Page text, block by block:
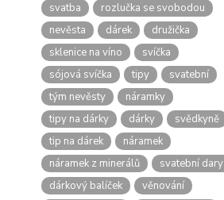
svatba
rozlučka se svobodou
nevěsta
dárek
družička
sklenice na víno
svíčka
sójová svíčka
tipy
svatební
tým nevěsty
náramky
tipy na dárky
dárky
svědkyně
tip na dárek
náramek
náramek z minerálů
svatební dary
dárkový balíček
věnování